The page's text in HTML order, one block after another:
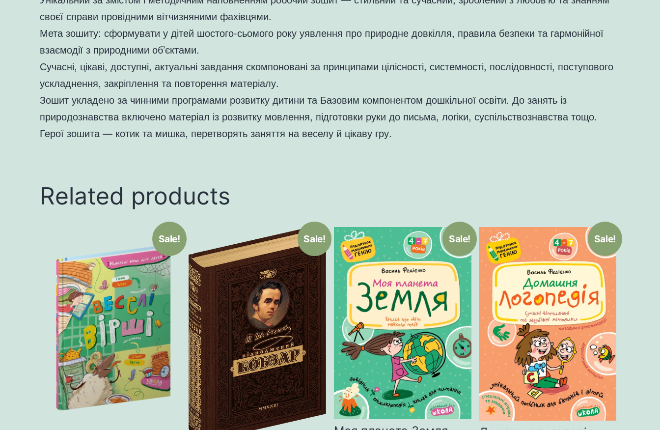
своєї справи провідними вітчизняними фахівцями.
Мета зошиту: сформувати у дітей шостого-сьомого року уявлення про природне довкілля, правила безпеки та гармонійної
взаємодії з природними об’єктами.
Сучасні, цікаві, доступні, актуальні завдання скомпоновані за принципами цілісності, системності, послідовності, поступового
ускладнення, закріплення та повторення матеріалу.
Зошит укладено за чинними програмами розвитку дитини та Базовим компонентом дошкільної освіти. До занять із
природознавства включено матеріал із розвитку мовлення, підготовки руки до письма, логіки, суспільствознавства тощо.
Герої зошита — котик та мишка, перетворять заняття на веселу й цікаву гру.
Related products
Sale! Sale! Sale! Sale!